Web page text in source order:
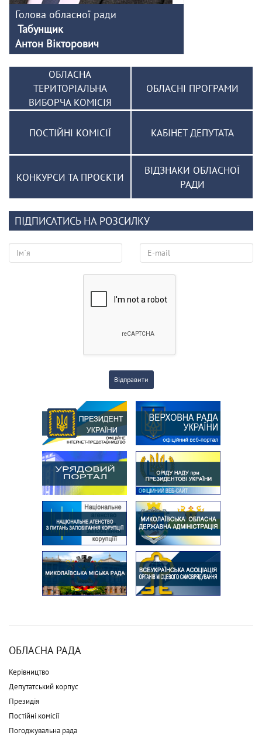
Голова обласної ради
Табунщик
Антон Вікторович
ОБЛАСНА
ТЕРИТОРІАЛЬНА
ВИБОРЧА КОМІСІЯ
ОБЛАСНІ ПРОГРАМИ
ПОСТІЙНІ КОМІСІЇ КАБІНЕТ ДЕПУТАТА
КОНКУРСИ ТА ПРОЄКТИ
ВІДЗНАКИ ОБЛАСНОЇ
РАДИ
ПІДПИСАТИСЬ НА РОЗСИЛКУ
Відправити
ОБЛАСНА РАДА
Керівництво
Депутатський корпус
Президія
Постійні комісії
Погоджувальна рада